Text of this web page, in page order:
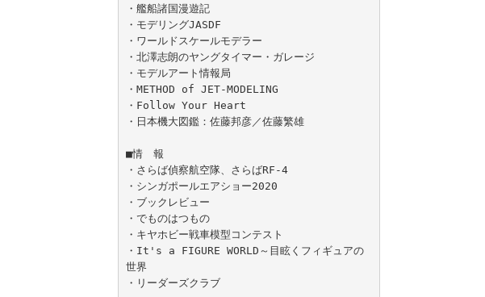
・艦船諸国漫遊記
・モデリングJASDF
・ワールドスケールモデラー
・北澤志朗のヤングタイマー・ガレージ
・モデルアート情報局
・METHOD of JET-MODELING
・Follow Your Heart
・日本機大図鑑：佐藤邦彦／佐藤繁雄
■情　報
・さらば偵察航空隊、さらばRF-4
・シンガポールエアショー2020
・ブックレビュー
・でものはつもの
・キヤホビー戦車模型コンテスト
・It's a FIGURE WORLD～目眩くフィギュアの
世界
・リーダーズクラブ